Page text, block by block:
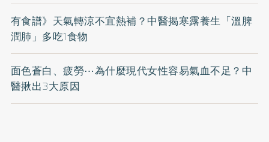
有食譜》天氣轉涼不宜熱補？中醫揭寒露養生「溫脾
潤肺」多吃1食物
面色蒼白、疲勞⋯為什麼現代女性容易氣血不足？中
醫揪出3大原因